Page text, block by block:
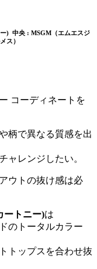
) 中央 : MSGM（エムエスジ
ス）
コーディネートを
柄で異なる質感を出
ャレンジしたい。
ウトの抜け感は必
ートニー)は
のトータルカラー
トップスを合わせ抜